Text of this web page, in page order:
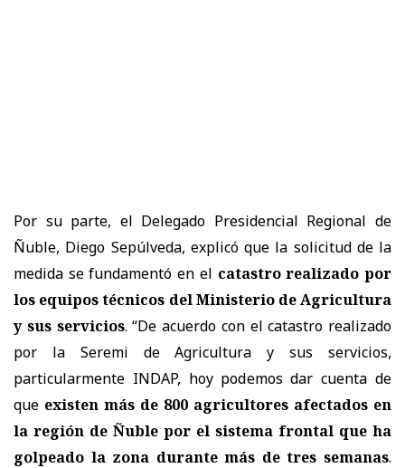
Por su parte, el Delegado Presidencial Regional de
Ñuble, Diego Sepúlveda, explicó que la solicitud de la
medida se fundamentó en el catastro realizado por
los equipos técnicos del Ministerio de Agricultura
y sus servicios. “De acuerdo con el catastro realizado
por la Seremi de Agricultura y sus servicios,
particularmente INDAP, hoy podemos dar cuenta de
que existen más de 800 agricultores afectados en
la región de Ñuble por el sistema frontal que ha
golpeado la zona durante más de tres semanas.